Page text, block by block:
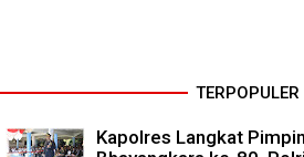
TERPOPULER
Kapolres Langkat